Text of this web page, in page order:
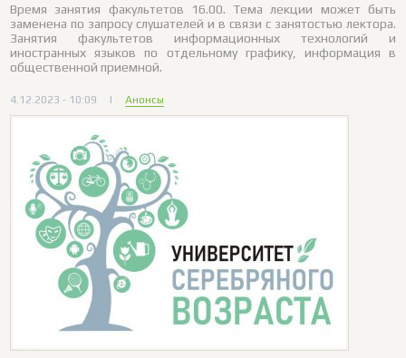
Время занятия факультетов 16.00. Тема лекции может быть
заменена по запросу слушателей и в связи с занятостью лектора.
Занятия факультетов информационных технологий и
иностранных языков по отдельному графику, информация в
общественной приемной.
4.12.2023 - 10:09 | Анонсы